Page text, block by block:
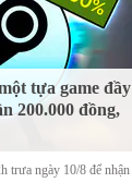
tựa game đầy
200.000 đồng,
trưa ngày 10/8 để